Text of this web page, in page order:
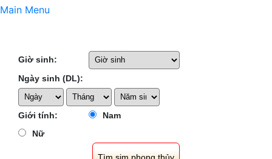
Main Menu
Giờ sinh:
Ngày sinh (DL):
Giới tính:
Nam
Nữ